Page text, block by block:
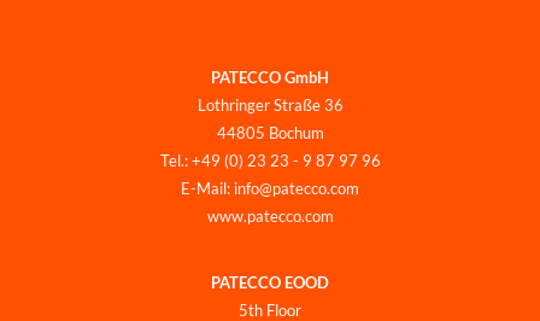
PATECCO GmbH
Lothringer Straße 36
44805 Bochum
Tel.: +49 (0) 23 23 - 9 87 97 96
E-Mail: info@patecco.com
www.patecco.com
PATECCO EOOD
5th Floor